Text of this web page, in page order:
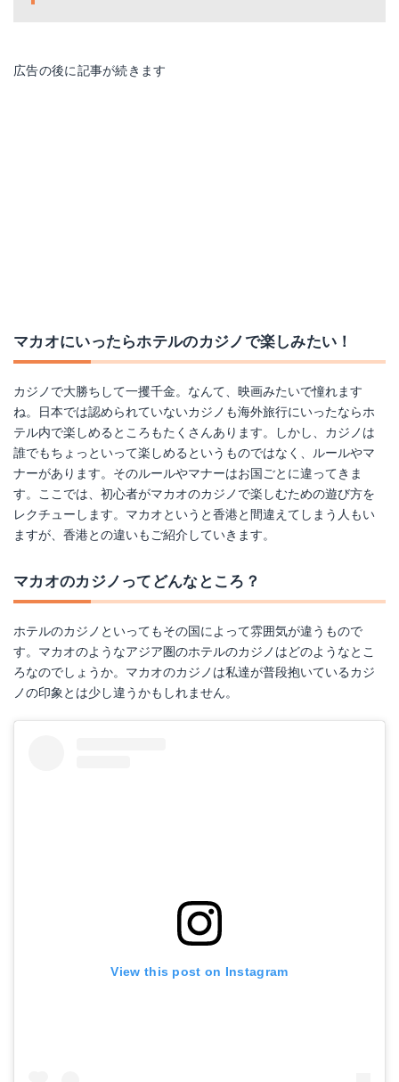
広告の後に記事が続きます
マカオにいったらホテルのカジノで楽しみたい！
カジノで大勝ちして一攫千金。なんて、映画みたいで憧れます
ね。日本では認められていないカジノも海外旅行にいったならホ
テル内で楽しめるところもたくさんあります。しかし、カジノは
誰でもちょっといって楽しめるというものではなく、ルールやマ
ナーがあります。そのルールやマナーはお国ごとに違ってきま
す。ここでは、初心者がマカオのカジノで楽しむための遊び方を
レクチューします。マカオというと香港と間違えてしまう人もい
ますが、香港との違いもご紹介していきます。
マカオのカジノってどんなところ？
ホテルのカジノといってもその国によって雰囲気が違うもので
す。マカオのようなアジア圏のホテルのカジノはどのようなとこ
ろなのでしょうか。マカオのカジノは私達が普段抱いているカジ
ノの印象とは少し違うかもしれません。
View this post on Instagram